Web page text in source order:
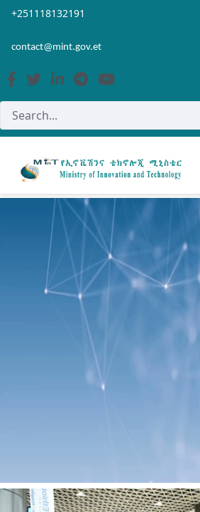
Skip to Main Content
Open Accessibility Menu
+251118132191
contact@mint.gov.et